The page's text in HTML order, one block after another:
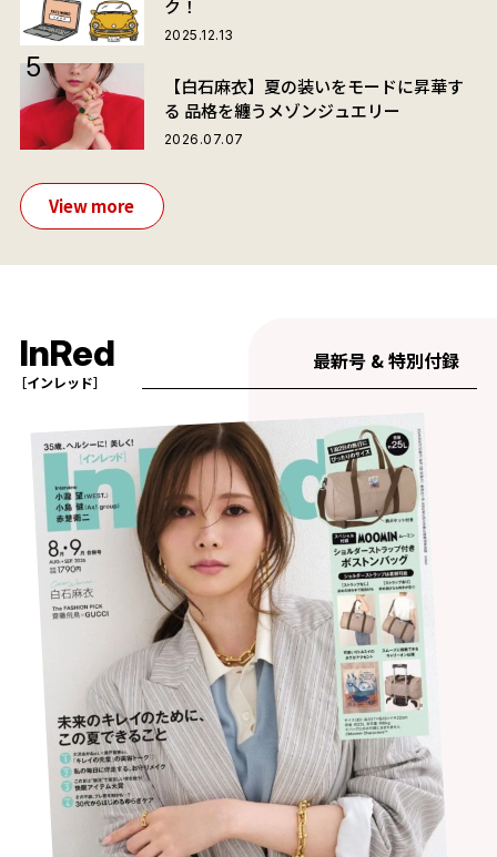
ク！
2025.12.13
【白石麻衣】夏の装いをモードに昇華す
る 品格を纏うメゾンジュエリー
2026.07.07
View more
InRed
［インレッド］
最新号 & 特別付録